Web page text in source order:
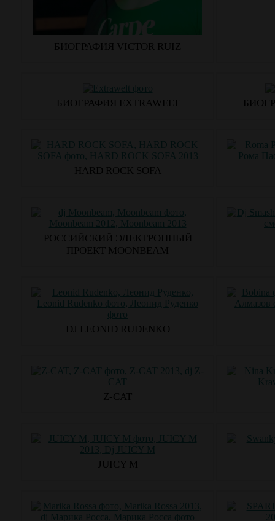
БИОГРАФИЯ VICTOR RUIZ
БИОГРАФИЯ EXTRAWELT
HARD ROCK SOFA
РОССИЙСКИЙ ЭЛЕКТРОННЫЙ
ПРОЕКТ MOONBEAM
DJ LEONID RUDENKO
Z-CAT
JUICY M